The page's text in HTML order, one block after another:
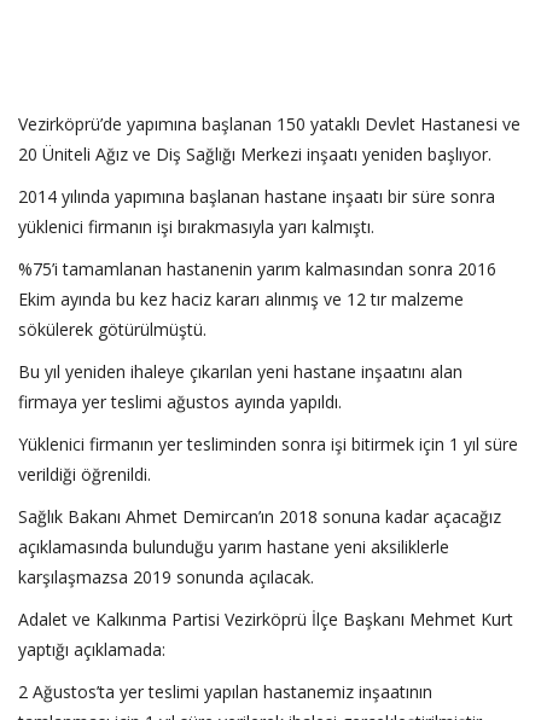
Vezirköprü’de yapımına başlanan 150 yataklı Devlet Hastanesi ve
20 Üniteli Ağız ve Diş Sağlığı Merkezi inşaatı yeniden başlıyor.
2014 yılında yapımına başlanan hastane inşaatı bir süre sonra
yüklenici firmanın işi bırakmasıyla yarı kalmıştı.
%75’i tamamlanan hastanenin yarım kalmasından sonra 2016
Ekim ayında bu kez haciz kararı alınmış ve 12 tır malzeme
sökülerek götürülmüştü.
Bu yıl yeniden ihaleye çıkarılan yeni hastane inşaatını alan
firmaya yer teslimi ağustos ayında yapıldı.
Yüklenici firmanın yer tesliminden sonra işi bitirmek için 1 yıl süre
verildiği öğrenildi.
Sağlık Bakanı Ahmet Demircan’ın 2018 sonuna kadar açacağız
açıklamasında bulunduğu yarım hastane yeni aksiliklerle
karşılaşmazsa 2019 sonunda açılacak.
Adalet ve Kalkınma Partisi Vezirköprü İlçe Başkanı Mehmet Kurt
yaptığı açıklamada:
2 Ağustos’ta yer teslimi yapılan hastanemiz inşaatının